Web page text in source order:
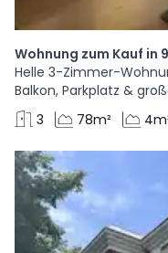
Wohnung zum Kauf in
Helle 3-Zimmer-
Balkon, Parkplatz &
3
78m²